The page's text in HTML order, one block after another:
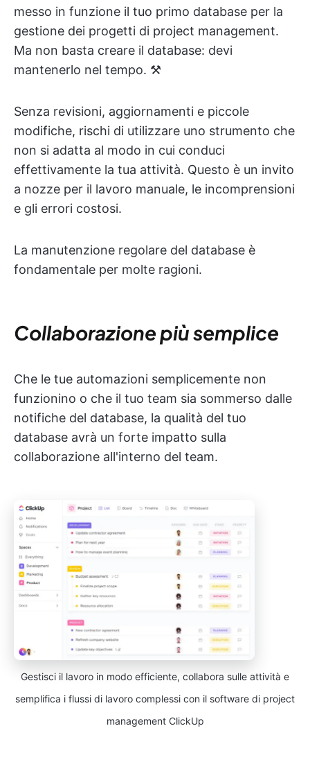
messo in funzione il tuo primo database per la
gestione dei progetti di project management.
Ma non basta creare il database: devi
mantenerlo nel tempo. ⚒️
Senza revisioni, aggiornamenti e piccole
modifiche, rischi di utilizzare uno strumento che
non si adatta al modo in cui conduci
effettivamente la tua attività. Questo è un invito
a nozze per il lavoro manuale, le incomprensioni
e gli errori costosi.
La manutenzione regolare del database è
fondamentale per molte ragioni.
Collaborazione più semplice
Che le tue automazioni semplicemente non
funzionino o che il tuo team sia sommerso dalle
notifiche del database, la qualità del tuo
database avrà un forte impatto sulla
collaborazione all'interno del team.
Gestisci il lavoro in modo efficiente, collabora sulle attività e
semplifica i flussi di lavoro complessi con il software di project
management ClickUp